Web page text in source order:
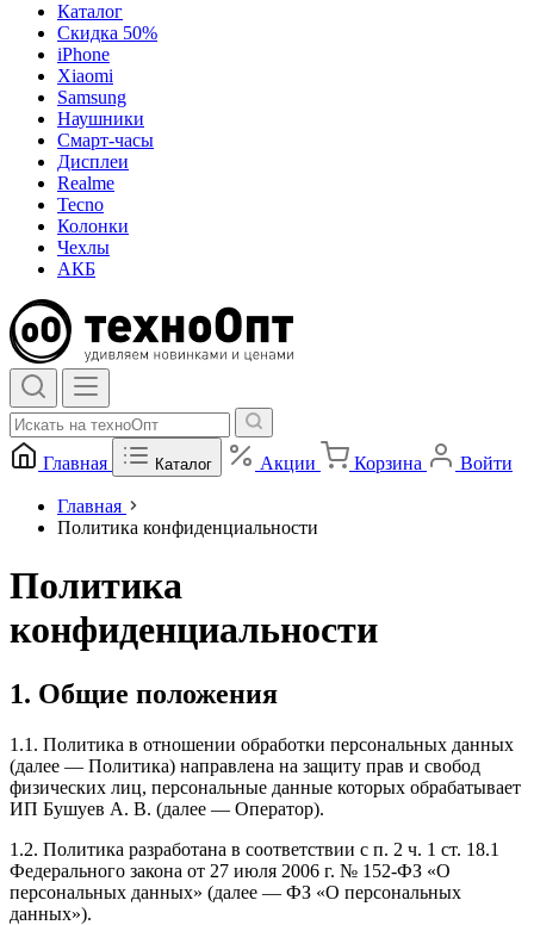
Каталог
Скидка 50%
iPhone
Xiaomi
Samsung
Наушники
Смарт-часы
Дисплеи
Realme
Tecno
Колонки
Чехлы
АКБ
Главная Каталог Акции Корзина Войти
Главная
Политика конфиденциальности
Политика
конфиденциальности
1. Общие положения
1.1. Политика в отношении обработки персональных данных
(далее — Политика) направлена на защиту прав и свобод
физических лиц, персональные данные которых обрабатывает
ИП Бушуев А. В. (далее — Оператор).
1.2. Политика разработана в соответствии с п. 2 ч. 1 ст. 18.1
Федерального закона от 27 июля 2006 г. № 152-ФЗ «О
персональных данных» (далее — ФЗ «О персональных
данных»).